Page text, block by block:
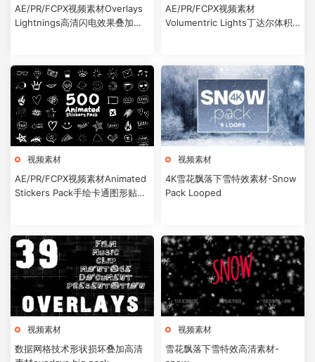
AE/PR/FCPX视频素材Overlays
Lightnings高清闪电效果叠加素
AE/PR/FCPX视频素材
Volumentric Lights丁达尔体积
视频素材
AE/PR/FCPX视频素材Animated
Stickers Pack手绘卡通图形贴纸
视频素材
4K雪花飘落下雪特效素材-Snow
Pack Looped
视频素材
数据网格技术形状损坏叠加高清
视频素材
雪花飘落下雪特效高清素材-